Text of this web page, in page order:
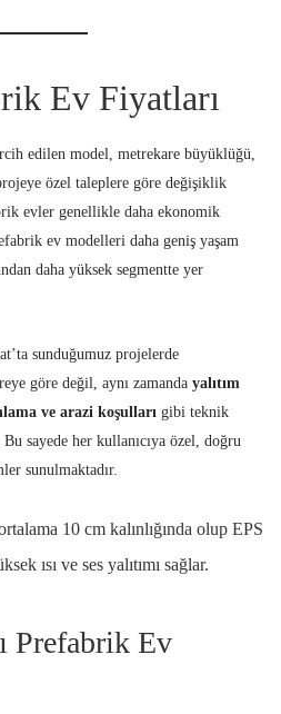
Ev Fiyatları
edilen model, metrekare büyüklüğü,
özel taleplere göre değişiklik
evler genellikle daha ekonomik
ev modelleri daha geniş yaşam
daha yüksek segmentte yer
sunduğumuz projelerde
göre değil, aynı zamanda yalıtım
ve arazi koşulları gibi teknik
sayede her kullanıcıya özel, doğru
sunulmaktadır.
10 cm kalınlığında olup EPS
ısı ve ses yalıtımı sağlar.
Prefabrik Ev